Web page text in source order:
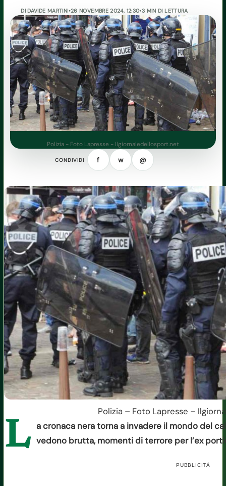
DIDAVIDE MARTINI•26 NOVEMBRE 2024, 12:30•3 MIN DI LETTURA
Polizia - Foto Lapresse - Ilgiornaledellosport.net
CONDIVIDI f w @
Polizia – Foto Lapresse –
L a cronaca nera torna a invadere il mondo del
vedono brutta, momenti di terrore per l’ex
PUBBLICITÀ